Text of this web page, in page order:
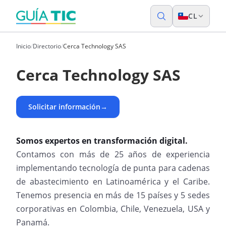
CL
Inicio/Directorio/Cerca Technology SAS
Cerca Technology SAS
Solicitar información→
Somos expertos en transformación digital.
Contamos con más de 25 años de experiencia
implementando tecnología de punta para cadenas
de abastecimiento en Latinoamérica y el Caribe.
Tenemos presencia en más de 15 países y 5 sedes
corporativas en Colombia, Chile, Venezuela, USA y
Panamá.